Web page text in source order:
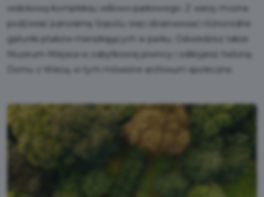
widokową kompleksu willowo-parkowego. Z wieży można
podziwiać panoramę Sopotu oraz obserwować różnorodne
gatunki ptaków mieszkających w parku. Odwiedzisz także
Muzeum Miejsca w zabytkowej piwnicy i odkryjesz historię
Domu z Wieżą, w tym mówione archiwum społeczne.